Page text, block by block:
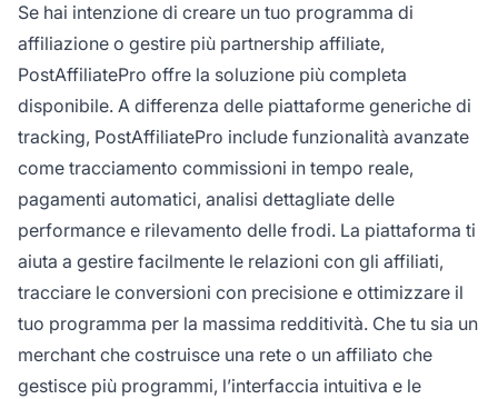
Se hai intenzione di creare un tuo programma di
affiliazione o gestire più partnership affiliate,
PostAffiliatePro offre la soluzione più completa
disponibile. A differenza delle piattaforme generiche di
tracking, PostAffiliatePro include funzionalità avanzate
come tracciamento commissioni in tempo reale,
pagamenti automatici, analisi dettagliate delle
performance e rilevamento delle frodi. La piattaforma ti
aiuta a gestire facilmente le relazioni con gli affiliati,
tracciare le conversioni con precisione e ottimizzare il
tuo programma per la massima redditività. Che tu sia un
merchant che costruisce una rete o un affiliato che
gestisce più programmi, l’interfaccia intuitiva e le